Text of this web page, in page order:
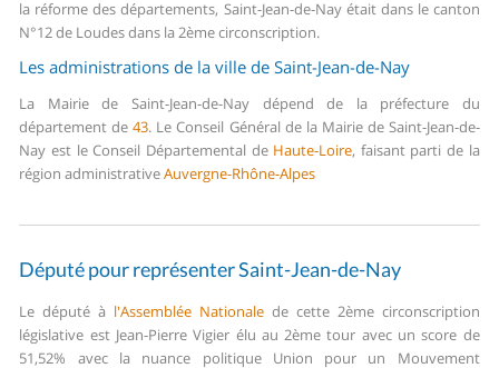
la réforme des départements, Saint-Jean-de-Nay était dans le canton
N°12 de Loudes dans la 2ème circonscription.
Les administrations de la ville de Saint-Jean-de-Nay
La Mairie de Saint-Jean-de-Nay dépend de la préfecture du
département de43. Le Conseil Général de la Mairie de Saint-Jean-de-
Nay est le Conseil Départemental de Haute-Loire, faisant parti de la
région administrativeAuvergne-Rhône-Alpes
Député pour représenter Saint-Jean-de-Nay
Le député à l'Assemblée Nationale de cette 2ème circonscription
législative est Jean-Pierre Vigier élu au 2ème tour avec un score de
51,52% avec la nuance politique Union pour un Mouvement